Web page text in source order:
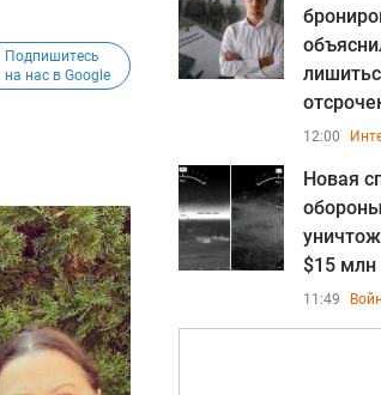
Подпишитесь
на нас в Google
12:00
Новая
$15 млн
11:49